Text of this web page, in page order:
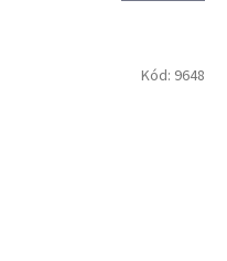
Kód: 9648